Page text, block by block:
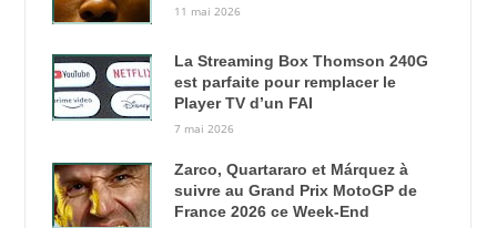
11 mai 2026
La Streaming Box Thomson 240G
est parfaite pour remplacer le
Player TV d’un FAI
7 mai 2026
Zarco, Quartararo et Márquez à
suivre au Grand Prix MotoGP de
France 2026 ce Week-End